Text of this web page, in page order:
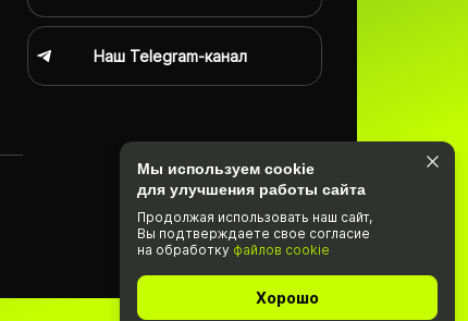
Наш Telegram-канал
Мы используем cookie
для улучшения работы сайта
Продолжая использовать наш cайт,
Вы подтвержда­ете свое согласие
на обработку файлов cookie
Хорошо